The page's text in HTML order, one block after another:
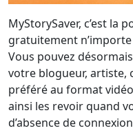
MyStorySaver, c’est la
gratuitement
Vous pouvez
votre blogueur, artiste,
préféré au format
ainsi les revoir quand
d’absence de